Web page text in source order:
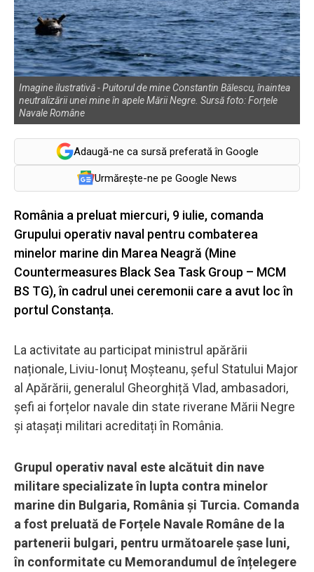
Imagine ilustrativă - Puitorul de mine Constantin Bălescu, înaintea
neutralizării unei mine în apele Mării Negre. Sursă foto: Forțele
Navale Române
Adaugă-ne ca sursă preferată în Google
Urmărește-ne pe Google News
România a preluat miercuri, 9 iulie, comanda
Grupului operativ naval pentru combaterea
minelor marine din Marea Neagră (Mine
Countermeasures Black Sea Task Group – MCM
BS TG), în cadrul unei ceremonii care a avut loc în
portul Constanța.
La activitate au participat ministrul apărării
naționale, Liviu-Ionuț Moșteanu, șeful Statului Major
al Apărării, generalul Gheorghiță Vlad, ambasadori,
șefi ai forțelor navale din state riverane Mării Negre
și atașați militari acreditați în România.
Grupul operativ naval este alcătuit din nave
militare specializate în lupta contra minelor
marine din Bulgaria, România şi Turcia. Comanda
a fost preluată de Forțele Navale Române de la
partenerii bulgari, pentru următoarele șase luni,
în conformitate cu Memorandumul de înțelegere